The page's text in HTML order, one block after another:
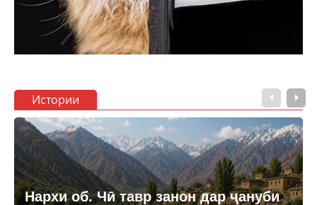
Истории
Нархи об. Чӣ тавр занон дар ҷануби